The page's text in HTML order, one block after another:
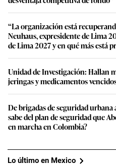
“La organización está
Neuhaus, expresidente de Lima
de Lima 2027 y en qué más está
Unidad de Investigación: Hallan
jeringas y medicamentos
De brigadas de seguridad
sabe del plan de seguridad que
en marcha en Colombia?
Lo último en Mexico